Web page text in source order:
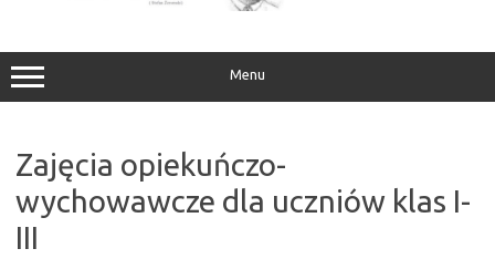
Menu
Zajęcia opiekuńczo-
wychowawcze dla uczniów klas I-
III